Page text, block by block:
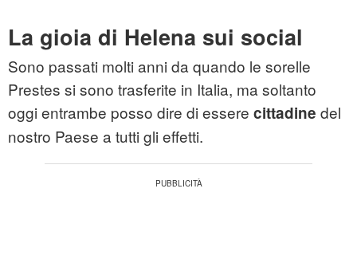
La gioia di Helena sui social
Sono passati molti anni da quando le sorelle
Prestes si sono trasferite in Italia, ma soltanto
oggi entrambe posso dire di essere cittadine del
nostro Paese a tutti gli effetti.